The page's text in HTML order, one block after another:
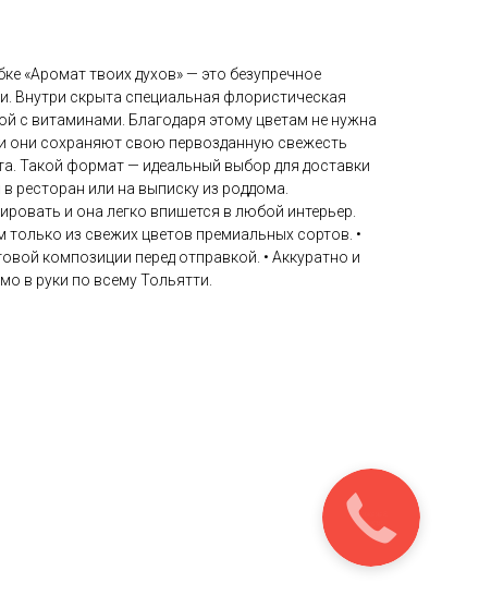
«Аромат твоих духов» — это безупречное
Внутри скрыта специальная флористическая
с витаминами. Благодаря этому цветам не нужна
они сохраняют свою первозданную свежесть
Такой формат — идеальный выбор для доставки
ресторан или на выписку из роддома.
и она легко впишется в любой интерьер.
из свежих цветов премиальных сортов. •
композиции перед отправкой. • Аккуратно и
в руки по всему Тольятти.
Закажите
звонок!